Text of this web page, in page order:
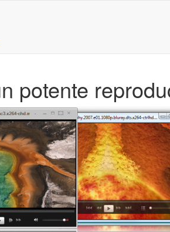
potente